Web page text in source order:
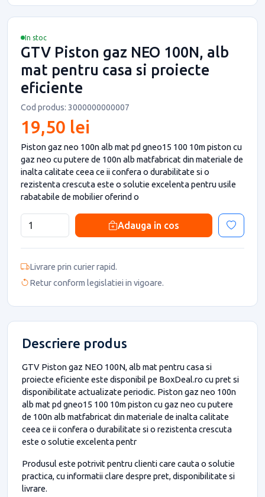
In stoc
GTV Piston gaz NEO 100N, alb
mat pentru casa si proiecte
eficiente
Cod produs: 3000000000007
19,50 lei
Piston gaz neo 100n alb mat pd gneo15 100 10m piston cu
gaz neo cu putere de 100n alb matfabricat din materiale de
inalta calitate ceea ce ii confera o durabilitate si o
rezistenta crescuta este o solutie excelenta pentru usile
rabatabile de mobilier oferind o
Adauga in cos
Livrare prin curier rapid.
Retur conform legislatiei in vigoare.
Descriere produs
GTV Piston gaz NEO 100N, alb mat pentru casa si
proiecte eficiente este disponibil pe BoxDeal.ro cu pret si
disponibilitate actualizate periodic. Piston gaz neo 100n
alb mat pd gneo15 100 10m piston cu gaz neo cu putere
de 100n alb matfabricat din materiale de inalta calitate
ceea ce ii confera o durabilitate si o rezistenta crescuta
este o solutie excelenta pentr
Produsul este potrivit pentru clienti care cauta o solutie
practica, cu informatii clare despre pret, disponibilitate si
livrare.